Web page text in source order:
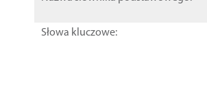
Słowa kluczowe: